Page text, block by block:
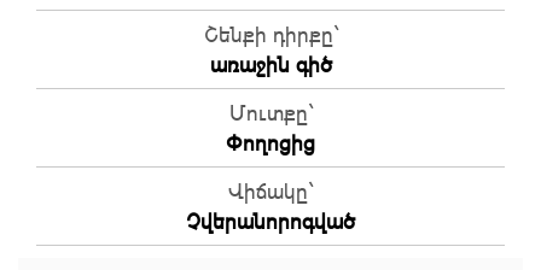
Շենքի դիրքը`
առաջին գիծ
Մուտքը`
Փողոցից
Վիճակը`
Չվերանորոգված